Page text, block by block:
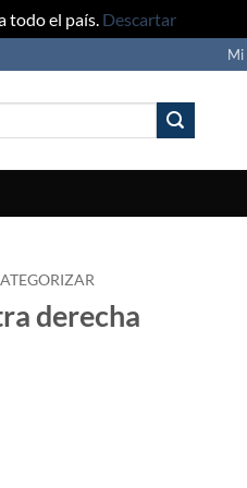
todo el país. Descartar
Mi
derecha